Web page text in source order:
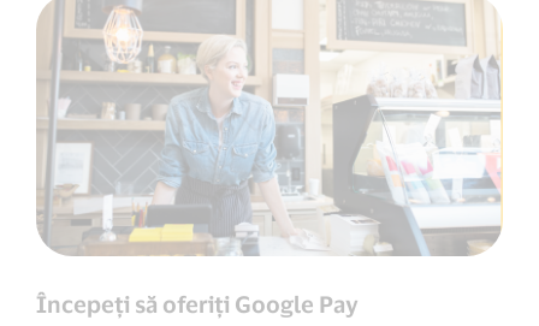
Începeți să oferiți Google Pay